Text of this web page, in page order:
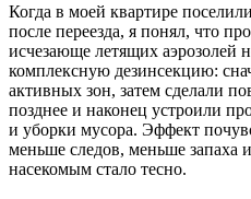
Когда в моей квартире
после переезда, я понял, что
исчезающе летящих аэрозолей
комплексную дезинсекцию:
активных зон, затем сделали
позднее и наконец устроили
и уборки мусора. Эффект
меньше следов, меньше запаха
насекомым стало тесно.